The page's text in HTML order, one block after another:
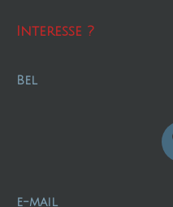
Interesse ?
Bel
e-mail